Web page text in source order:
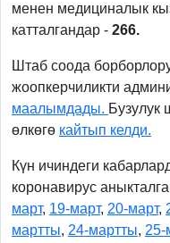
менен медициналык
катталгандар - 266.
Штаб соода
жоопкерчиликти
маалымдады.
өлкөгө кайтып келди.
Күн ичиндеги
коронавирус
март, 19-март, 20-март,
мартты, 24-мартты, 25-